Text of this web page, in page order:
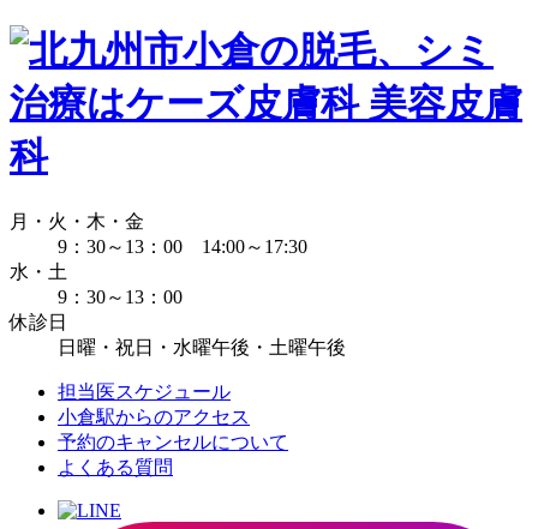
月・火・木・金
9：30～13：00 14:00～17:30
水・土
9：30～13：00
休診日
日曜・祝日・水曜午後・土曜午後
担当医スケジュール
小倉駅からのアクセス
予約のキャンセルについて
よくある質問